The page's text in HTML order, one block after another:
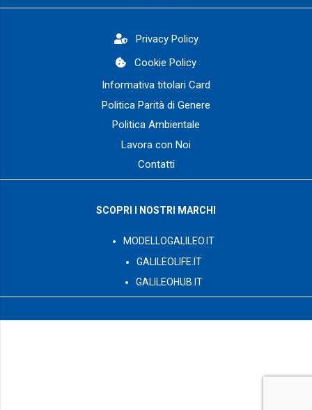
Privacy Policy
Cookie Policy
Informativa titolari Card
Politica Parità di Genere
Politica Ambientale
Lavora con Noi
Contatti
SCOPRI I NOSTRI MARCHI
MODELLOGALILEO.IT
GALILEOLIFE.IT
GALILEOHUB.IT